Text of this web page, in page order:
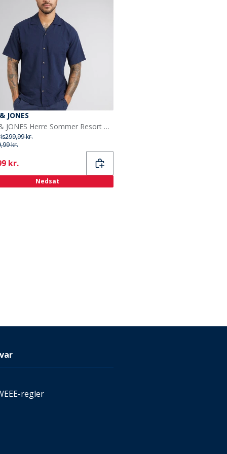
JONES
JACK & JONES Herre Sommer Resort Kortærmet Skjorte Marineblå Blazer
299,99 kr.
kr.
kr.
Nedsat
regler